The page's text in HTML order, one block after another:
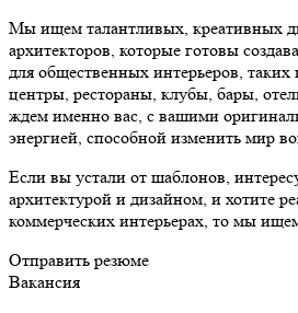
Мы ищем талантливых, креативных
архитекторов, которые готовы
для общественных интерьеров, таких
центры, рестораны, клубы, бары,
ждем именно вас, с вашими
энергией, способной изменить мир
Если вы устали от шаблонов,
архитектурой и дизайном, и хотите
коммерческих интерьерах, то мы
Отправить резюме
Вакансия